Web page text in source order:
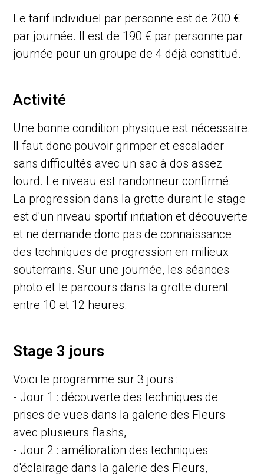
Le tarif individuel par personne est de 200 €
par journée. Il est de 190 € par personne par
journée pour un groupe de 4 déjà constitué.
Activité
Une bonne condition physique est nécessaire.
Il faut donc pouvoir grimper et escalader
sans difficultés avec un sac à dos assez
lourd. Le niveau est randonneur confirmé.
La progression dans la grotte durant le stage
est d'un niveau sportif initiation et découverte
et ne demande donc pas de connaissance
des techniques de progression en milieux
souterrains. Sur une journée, les séances
photo et le parcours dans la grotte durent
entre 10 et 12 heures.
Stage 3 jours
Voici le programme sur 3 jours :
- Jour 1 : découverte des techniques de
prises de vues dans la galerie des Fleurs
avec plusieurs flashs,
- Jour 2 : amélioration des techniques
d'éclairage dans la galerie des Fleurs,